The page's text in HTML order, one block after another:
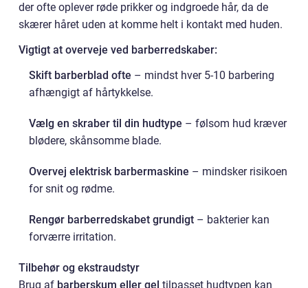
der ofte oplever røde prikker og indgroede hår, da de
skærer håret uden at komme helt i kontakt med huden.
Vigtigt at overveje ved barberredskaber:
Skift barberblad ofte – mindst hver 5-10 barbering
afhængigt af hårtykkelse.
Vælg en skraber til din hudtype – følsom hud kræver
blødere, skånsomme blade.
Overvej elektrisk barbermaskine – mindsker risikoen
for snit og rødme.
Rengør barberredskabet grundigt – bakterier kan
forværre irritation.
Tilbehør og ekstraudstyr
Brug af barberskum eller gel tilpasset hudtypen kan